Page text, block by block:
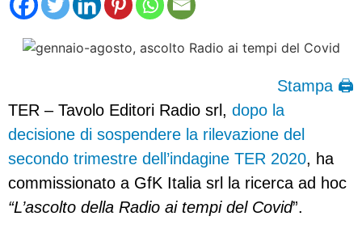
Stampa 🖨
TER – Tavolo Editori Radio srl, dopo la
decisione di sospendere la rilevazione del
secondo trimestre dell’indagine TER 2020, ha
commissionato a GfK Italia srl la ricerca ad hoc
“L’ascolto della Radio ai tempi del Covid”.